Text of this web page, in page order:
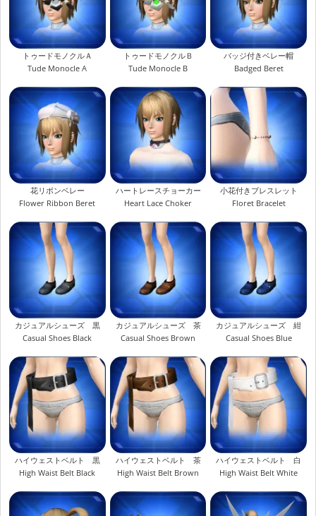
トゥードモノクルＡ
Tude Monocle A
トゥードモノクルＢ
Tude Monocle B
バッジ付きベレー帽
Badged Beret
花リボンベレー
Flower Ribbon Beret
ハートレースチョーカー
Heart Lace Choker
小花付きブレスレット
Floret Bracelet
カジュアルシューズ 黒
Casual Shoes Black
カジュアルシューズ 茶
Casual Shoes Brown
カジュアルシューズ 紺
Casual Shoes Blue
ハイウェストベルト 黒
High Waist Belt Black
ハイウェストベルト 茶
High Waist Belt Brown
ハイウェストベルト 白
High Waist Belt White